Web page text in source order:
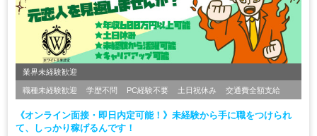
業界未経験歓迎
職種未経験歓迎 学歴不問 PC経験不要 土日祝休み 交通費全額支給
《オンライン面接・即日内定可能！》未経験から手に職をつけられ
て、しっかり稼げるんです！